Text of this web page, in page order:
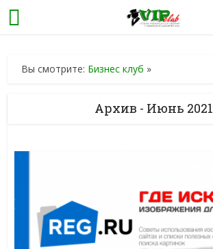
Вы смотрите: Бизнес клуб »
Архив - Июнь 2021